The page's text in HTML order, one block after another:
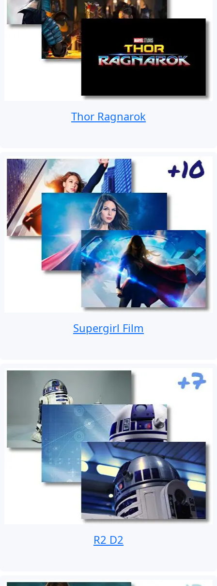
Thor Ragnarok
Supergirl Film
R2 D2